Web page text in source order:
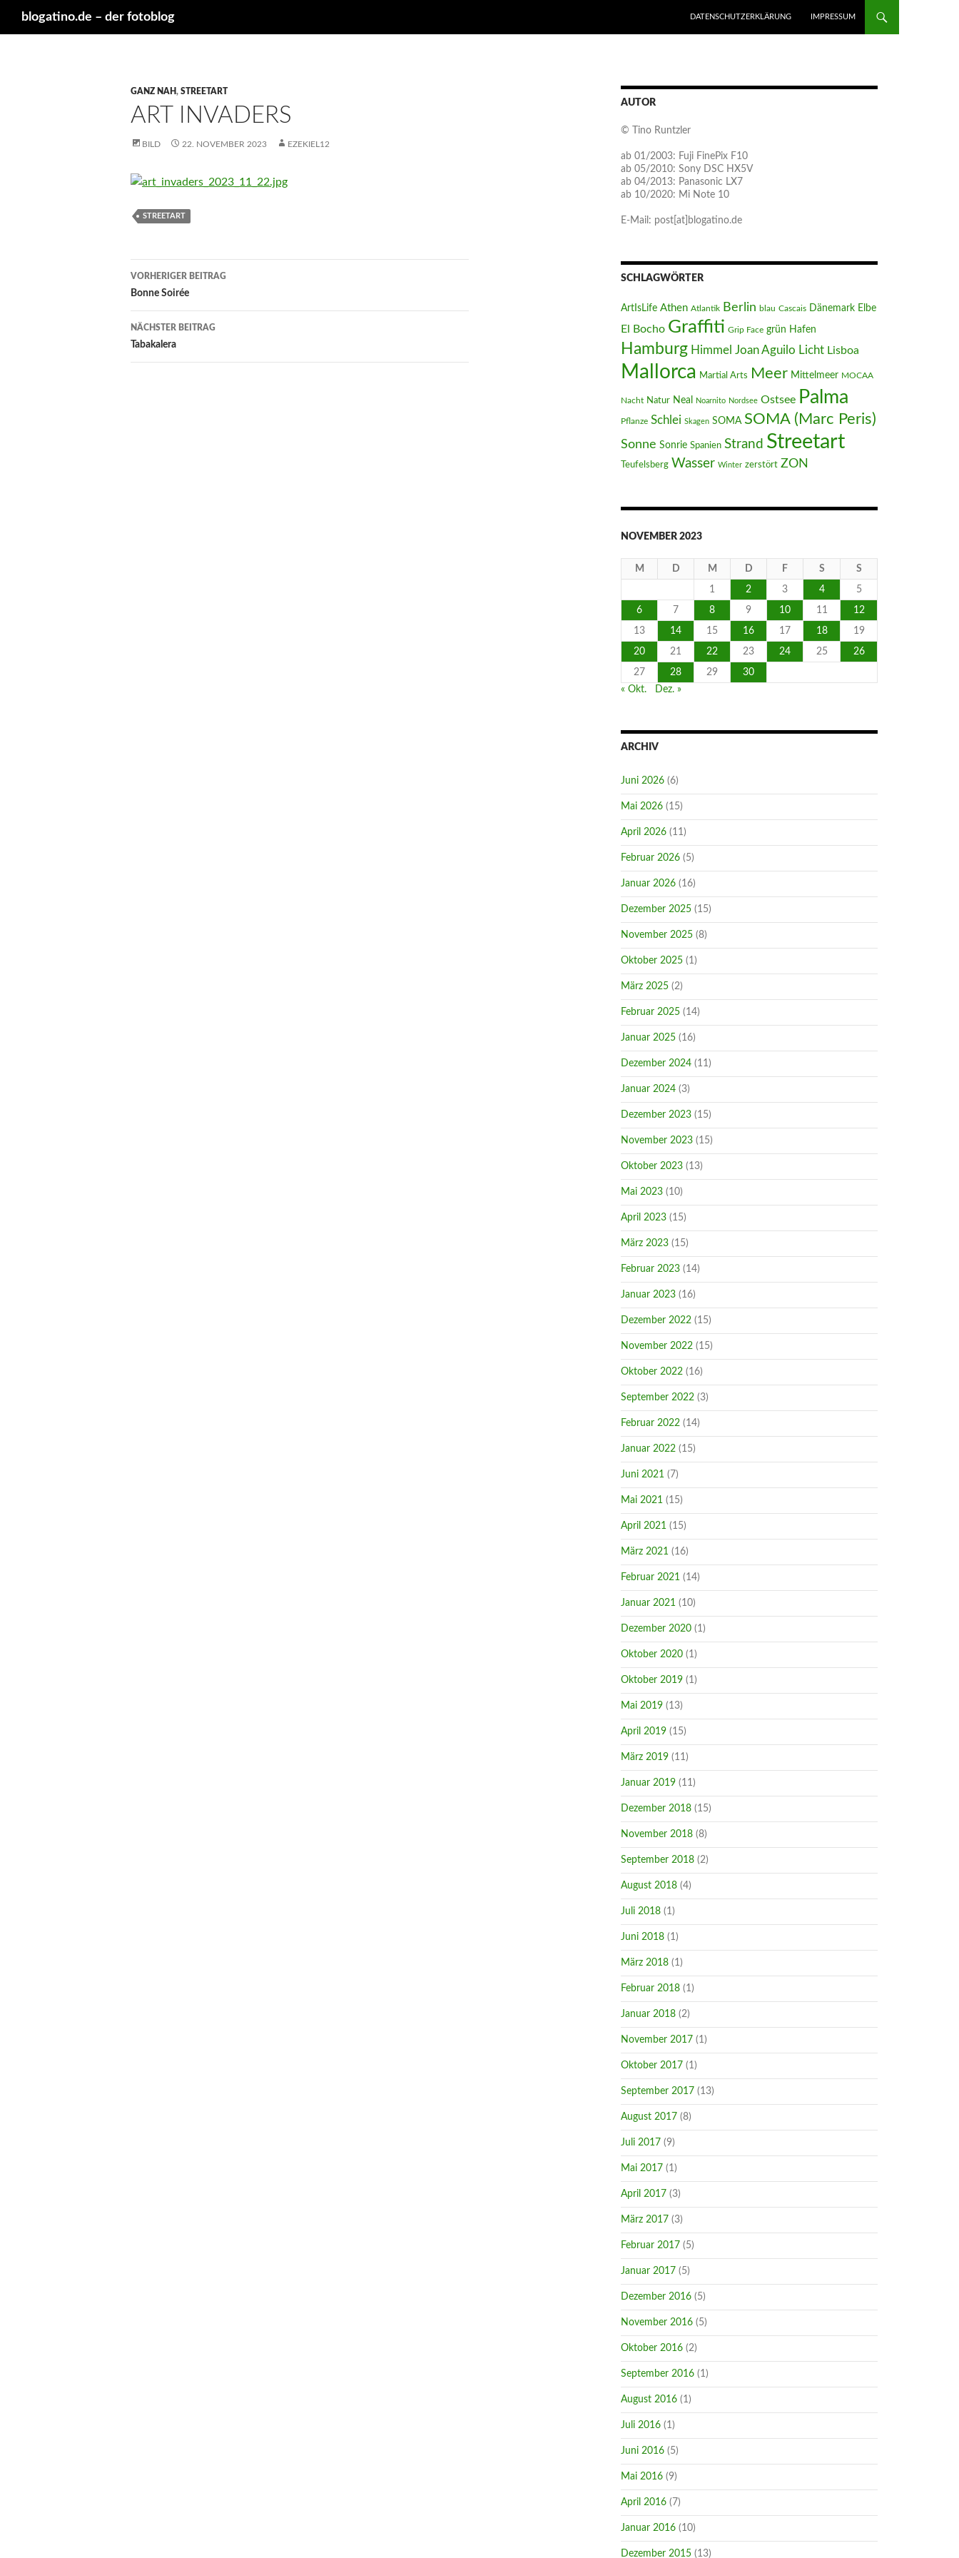
blogatino.de – der fotoblog
DATENSCHUTZERKLÄRUNG
IMPRESSUM
GANZ NAH, STREETART
ART INVADERS
BILD 22. NOVEMBER 2023 EZEKIEL12
STREETART
Beitragsnavigation
VORHERIGER BEITRAG
Bonne Soirée
NÄCHSTER BEITRAG
Tabakalera
AUTOR
© Tino Runtzler
ab 01/2003: Fuji FinePix F10
ab 05/2010: Sony DSC HX5V
ab 04/2013: Panasonic LX7
ab 10/2020: Mi Note 10
E-Mail: post[at]blogatino.de
SCHLAGWÖRTER
ArtIsLife Athen Atlantik Berlin blau Cascais Dänemark Elbe
El Bocho Graffiti Grip Face grün Hafen
Hamburg Himmel Joan Aguilo Licht Lisboa
Mallorca Martial Arts Meer Mittelmeer MOCAA
Nacht Natur Neal Noarnito Nordsee Ostsee Palma
Pflanze Schlei Skagen SOMA SOMA (Marc Peris)
Sonne Sonrie Spanien Strand Streetart
Teufelsberg Wasser Winter zerstört ZON
NOVEMBER 2023
M D M D F S S
1 2 3 4 5
6 7 8 9 10 11 12
13 14 15 16 17 18 19
20 21 22 23 24 25 26
27 28 29
30
« Okt.
Dez. »
ARCHIV
Juni 2026 (6)
Mai 2026 (15)
April 2026 (11)
Februar 2026 (5)
Januar 2026 (16)
Dezember 2025 (15)
November 2025 (8)
Oktober 2025 (1)
März 2025 (2)
Februar 2025 (14)
Januar 2025 (16)
Dezember 2024 (11)
Januar 2024 (3)
Dezember 2023 (15)
November 2023 (15)
Oktober 2023 (13)
Mai 2023 (10)
April 2023 (15)
März 2023 (15)
Februar 2023 (14)
Januar 2023 (16)
Dezember 2022 (15)
November 2022 (15)
Oktober 2022 (16)
September 2022 (3)
Februar 2022 (14)
Januar 2022 (15)
Juni 2021 (7)
Mai 2021 (15)
April 2021 (15)
März 2021 (16)
Februar 2021 (14)
Januar 2021 (10)
Dezember 2020 (1)
Oktober 2020 (1)
Oktober 2019 (1)
Mai 2019 (13)
April 2019 (15)
März 2019 (11)
Januar 2019 (11)
Dezember 2018 (15)
November 2018 (8)
September 2018 (2)
August 2018 (4)
Juli 2018 (1)
Juni 2018 (1)
März 2018 (1)
Februar 2018 (1)
Januar 2018 (2)
November 2017 (1)
Oktober 2017 (1)
September 2017 (13)
August 2017 (8)
Juli 2017 (9)
Mai 2017 (1)
April 2017 (3)
März 2017 (3)
Februar 2017 (5)
Januar 2017 (5)
Dezember 2016 (5)
November 2016 (5)
Oktober 2016 (2)
September 2016 (1)
August 2016 (1)
Juli 2016 (1)
Juni 2016 (5)
Mai 2016 (9)
April 2016 (7)
Januar 2016 (10)
Dezember 2015 (13)